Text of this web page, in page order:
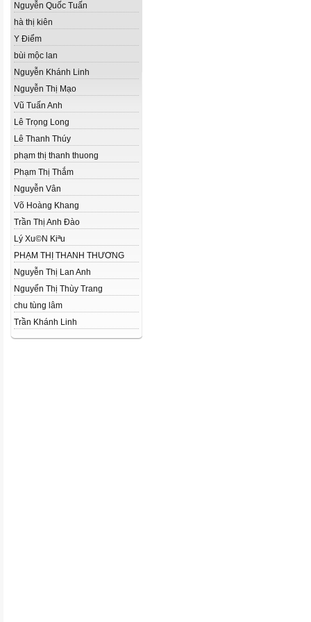
Nguyễn Quốc Tuấn
hà thị kiên
Y Điểm
bùi mộc lan
Nguyễn Khánh Linh
Nguyễn Thị Mạo
Vũ Tuấn Anh
Lê Trọng Long
Lê Thanh Thúy
phạm thị thanh thuong
Phạm Thị Thắm
Nguyễn Vân
Võ Hoàng Khang
Trần Thị Anh Đào
Lý Xu©N Kiªu
PHẠM THỊ THANH THƯƠNG
Nguyễn Thị Lan Anh
Nguyển Thị Thùy Trang
chu tùng lâm
Trần Khánh Linh